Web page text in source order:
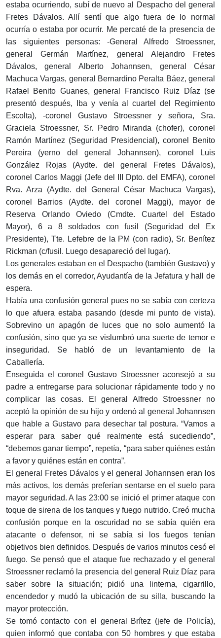
estaba ocurriendo, subí de nuevo al Despacho del general
Fretes Dávalos. Allí sentí que algo fuera de lo normal
ocurría o estaba por ocurrir. Me percaté de la presencia de
las siguientes personas: -General Alfredo Stroessner,
general Germán Martínez, general Alejandro Fretes
Dávalos, general Alberto Johannsen, general César
Machuca Vargas, general Bernardino Peralta Báez, general
Rafael Benito Guanes, general Francisco Ruiz Díaz (se
presentó después, Iba y venía al cuartel del Regimiento
Escolta), -coronel Gustavo Stroessner y señora, Sra.
Graciela Stroessner, Sr. Pedro Miranda (chofer), coronel
Ramón Martínez (Seguridad Presidencial), coronel Benito
Pereira (yerno del general Johannsen), coronel Luis
González Rojas (Aydte. del general Fretes Dávalos),
coronel Carlos Maggi (Jefe del III Dpto. del EMFA), coronel
Rva. Arza (Aydte. del General César Machuca Vargas),
coronel Barrios (Aydte. del coronel Maggi), mayor de
Reserva Orlando Oviedo (Cmdte. Cuartel del Estado
Mayor), 6 a 8 soldados con fusil (Seguridad del Ex
Presidente), Tte. Lefebre de la PM (con radio), Sr. Benítez
Rickman (c/fusil. Luego desapareció del lugar).
Los generales estaban en el Despacho (también Gustavo) y
los demás en el corredor, Ayudantía de la Jefatura y hall de
espera.
Había una confusión general pues no se sabía con certeza
lo que afuera estaba pasando (desde mi punto de vista).
Sobrevino un apagón de luces que no solo aumentó la
confusión, sino que ya se vislumbró una suerte de temor e
inseguridad. Se habló de un levantamiento de la
Caballería.
Enseguida el coronel Gustavo Stroessner aconsejó a su
padre a entregarse para solucionar rápidamente todo y no
complicar las cosas. El general Alfredo Stroessner no
aceptó la opinión de su hijo y ordenó al general Johannsen
que hable a Gustavo para desechar tal postura. “Vamos a
esperar para saber qué realmente está sucediendo”,
“debemos ganar tiempo”, repetía, “para saber quiénes están
a favor y quiénes están en contra”.
El general Fretes Dávalos y el general Johannsen eran los
más activos, los demás preferían sentarse en el suelo para
mayor seguridad. A las 23:00 se inició el primer ataque con
toque de sirena de los tanques y fuego nutrido. Creó mucha
confusión porque en la oscuridad no se sabía quién era
atacante o defensor, ni se sabía si los fuegos tenían
objetivos bien definidos. Después de varios minutos cesó el
fuego. Se pensó que el ataque fue rechazado y el general
Stroessner reclamó la presencia del general Ruiz Díaz para
saber sobre la situación; pidió una linterna, cigarrillo,
encendedor y mudó la ubicación de su silla, buscando la
mayor protección.
Se tomó contacto con el general Brítez (jefe de Policía),
quien informó que contaba con 50 hombres y que estaba